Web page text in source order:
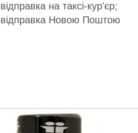
відправка на таксі-кур'єр;
відправка Новою Поштою